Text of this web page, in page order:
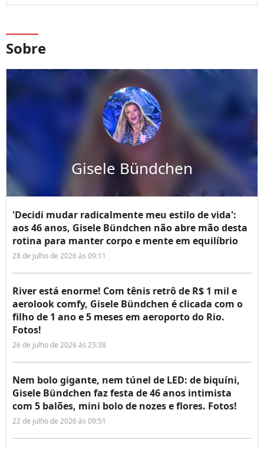
Sobre
Gisele Bündchen
'Decidi mudar radicalmente meu estilo de vida':
aos 46 anos, Gisele Bündchen não abre mão desta
rotina para manter corpo e mente em equilíbrio
28 de julho de 2026 às 09:11
River está enorme! Com tênis retrô de R$ 1 mil e
aerolook comfy, Gisele Bündchen é clicada com o
filho de 1 ano e 5 meses em aeroporto do Rio.
Fotos!
26 de julho de 2026 às 23:38
Nem bolo gigante, nem túnel de LED: de biquíni,
Gisele Bündchen faz festa de 46 anos intimista
com 5 balões, mini bolo de nozes e flores. Fotos!
22 de julho de 2026 às 09:51